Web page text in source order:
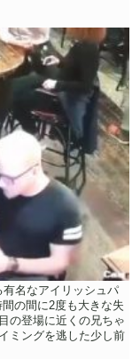
名なアイリッシュパ
の間に2度も大きな失
の登場に近くの兄ちゃ
ミングを逃した少し前